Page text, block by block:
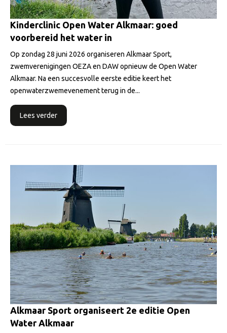
Kinderclinic Open Water Alkmaar: goed
voorbereid het water in
Op zondag 28 juni 2026 organiseren Alkmaar Sport,
zwemverenigingen OEZA en DAW opnieuw de Open Water
Alkmaar. Na een succesvolle eerste editie keert het
openwaterzwemevenement terug in de...
Lees verder
Alkmaar Sport organiseert 2e editie Open
Water Alkmaar